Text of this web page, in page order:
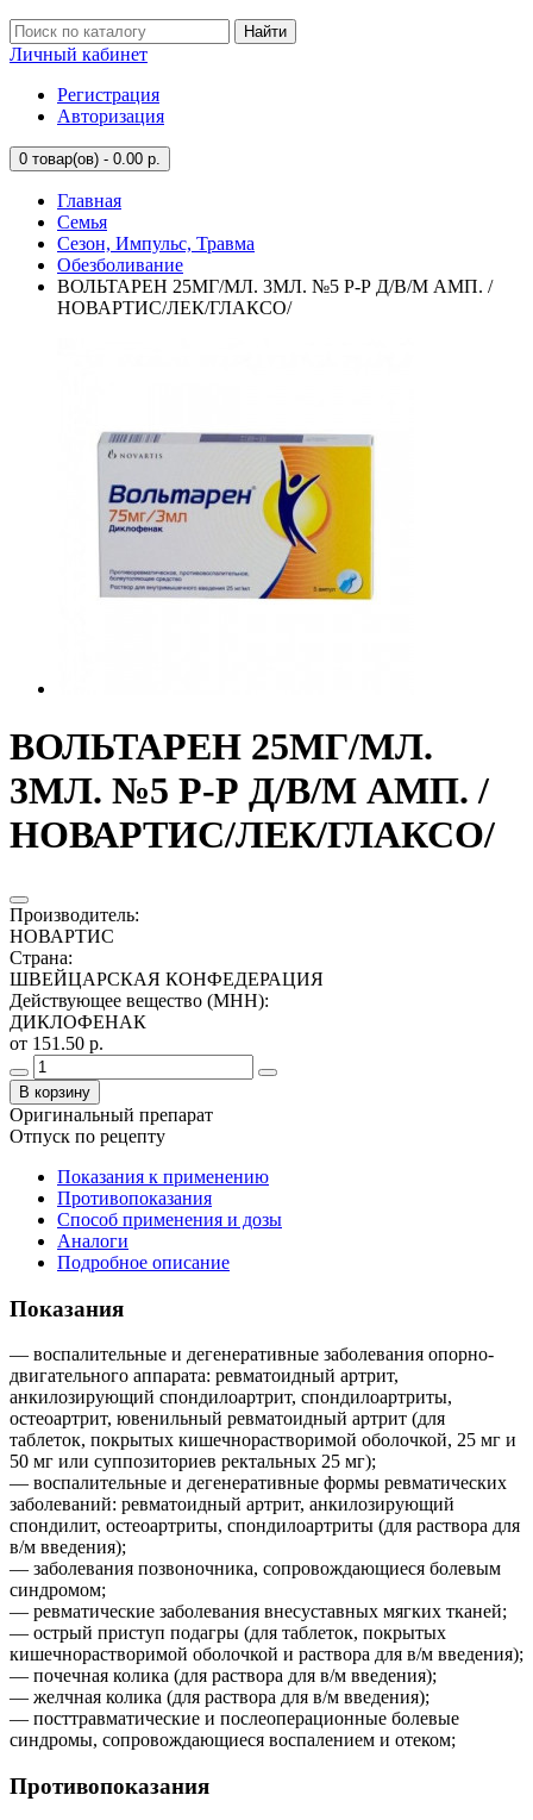
Найти
Личный кабинет
Регистрация
Авторизация
0 товар(ов) - 0.00 р.
Главная
Семья
Сезон, Импульс, Травма
Обезболивание
ВОЛЬТАРЕН 25МГ/МЛ. 3МЛ. №5 Р-Р Д/В/М АМП. /
НОВАРТИС/ЛЕК/ГЛАКСО/
ВОЛЬТАРЕН 25МГ/МЛ.
3МЛ. №5 Р-Р Д/В/М АМП. /
НОВАРТИС/ЛЕК/ГЛАКСО/
Производитель:
НОВАРТИС
Страна:
ШВЕЙЦАРСКАЯ КОНФЕДЕРАЦИЯ
Действующее вещество (МНН):
ДИКЛОФЕНАК
от 151.50 р.
В корзину
Оригинальный препарат
Отпуск по рецепту
Показания к применению
Противопоказания
Способ применения и дозы
Аналоги
Подробное описание
Показания
— воспалительные и дегенеративные заболевания опорно-
двигательного аппарата: ревматоидный артрит,
анкилозирующий спондилоартрит, спондилоартриты,
остеоартрит, ювенильный ревматоидный артрит (для
таблеток, покрытых кишечнорастворимой оболочкой, 25 мг и
50 мг или суппозиториев ректальных 25 мг);
— воспалительные и дегенеративные формы ревматических
заболеваний: ревматоидный артрит, анкилозирующий
спондилит, остеоартриты, спондилоартриты (для раствора для
в/м введения);
— заболевания позвоночника, сопровождающиеся болевым
синдромом;
— ревматические заболевания внесуставных мягких тканей;
— острый приступ подагры (для таблеток, покрытых
кишечнорастворимой оболочкой и раствора для в/м введения);
— почечная колика (для раствора для в/м введения);
— желчная колика (для раствора для в/м введения);
— посттравматические и послеоперационные болевые
синдромы, сопровождающиеся воспалением и отеком;
Противопоказания